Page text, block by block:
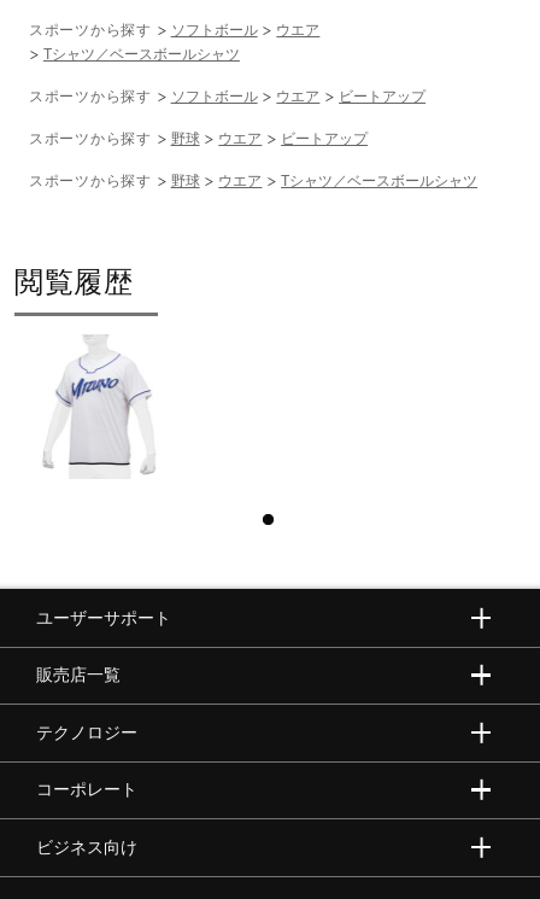
スポーツから探す ソフトボール
ウエア
Tシャツ／ベースボールシャツ
スポーツから探す ソフトボール ウエア ビートアップ
スポーツから探す 野球 ウエア ビートアップ
スポーツから探す 野球 ウエア Tシャツ／ベースボールシャツ
閲覧履歴
ユーザーサポート
販売店一覧
テクノロジー
コーポレート
ビジネス向け